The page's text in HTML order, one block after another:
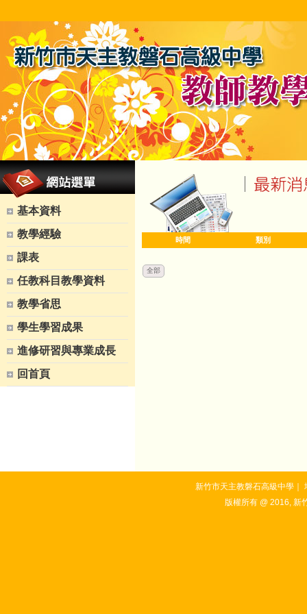
基本資料
教學經驗
課表
任教科目教學資料
教學省思
學生學習成果
進修研習與專業成長
回首頁
時間 類別
全部
新竹市天主教磐石高級中學｜
版權所有 @ 2016, 新